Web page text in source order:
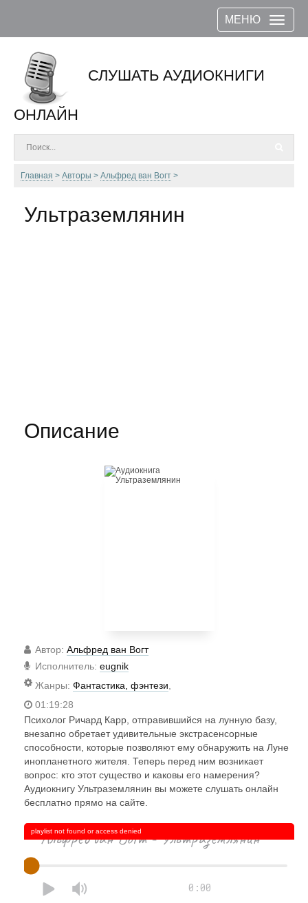
МЕНЮ
СЛУШАТЬ АУДИОКНИГИ
ОНЛАЙН
Главная Авторы Альфред ван Вогт
Ультраземлянин
Описание
Автор: Альфред ван Вогт
Исполнитель: eugnik
Жанры: Фантастика, фэнтези
01:19:28
Психолог Ричард Карр, отправившийся на лунную базу,
внезапно обретает удивительные экстрасенсорные
способности, которые позволяют ему обнаружить на Луне
инопланетного жителя. Теперь перед ним возникает
вопрос: кто этот существо и каковы его намерения?
Аудиокнигу Ультраземлянин вы можете слушать онлайн
бесплатно прямо на сайте.
Альфред ван Вогт - Ультраземлянин
0:00
playlist not found or access denied